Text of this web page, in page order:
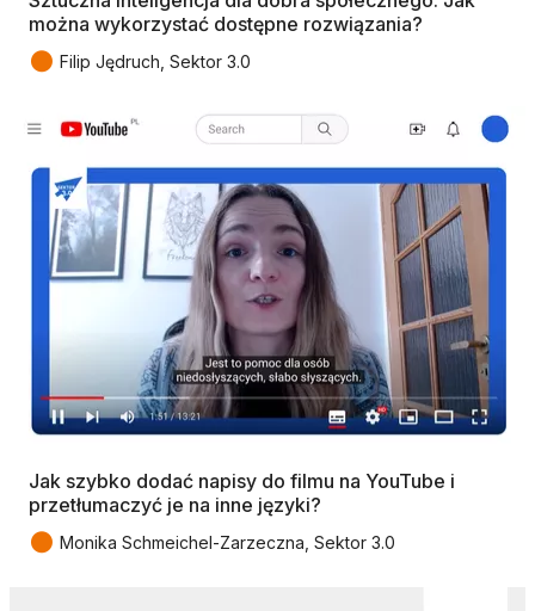
można wykorzystać dostępne rozwiązania?
● Filip Jędruch, Sektor 3.0
Jak szybko dodać napisy do filmu na YouTube i
przetłumaczyć je na inne języki?
● Monika Schmeichel-Zarzeczna, Sektor 3.0